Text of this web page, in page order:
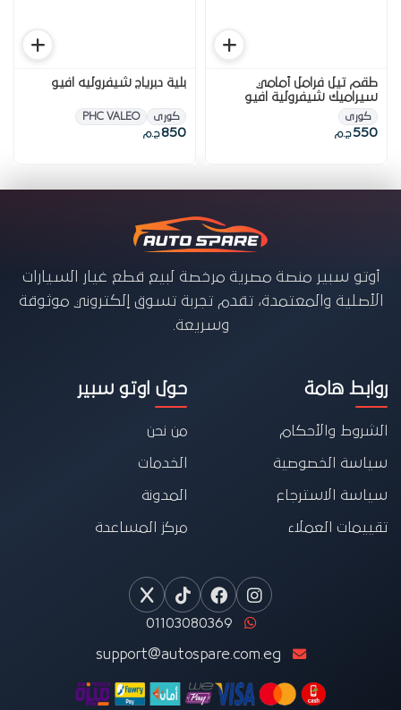
طقم تيل فرامل أمامي
سيراميك شيفرولية افيو
كورى
550ج.م
بلية دبرياج شيفروليه افيو
كورى PHC VALEO
850ج.م
أوتو سبير منصة مصرية مرخصة لبيع قطع غيار السيارات
الأصلية والمعتمدة، تقدم تجربة تسوق إلكتروني موثوقة
وسريعة.
روابط هامة
الشروط والأحكام
سياسة الخصوصية
سياسة الاسترجاع
تقييمات العملاء
حول اوتو سبير
من نحن
الخدمات
المدونة
مركز المساعدة